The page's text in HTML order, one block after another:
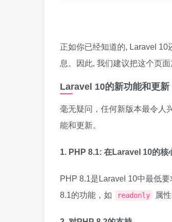
正如你已经知道的, Laravel
息。因此, 我们建议把这个页
Laravel 10的新功能和更新
毫无疑问，任何新版本最令人
能和更新。
1. PHP 8.1: 在Laravel 10的核
PHP 8.1是Laravel 10中最低
8.1的功能，如
readonly 属